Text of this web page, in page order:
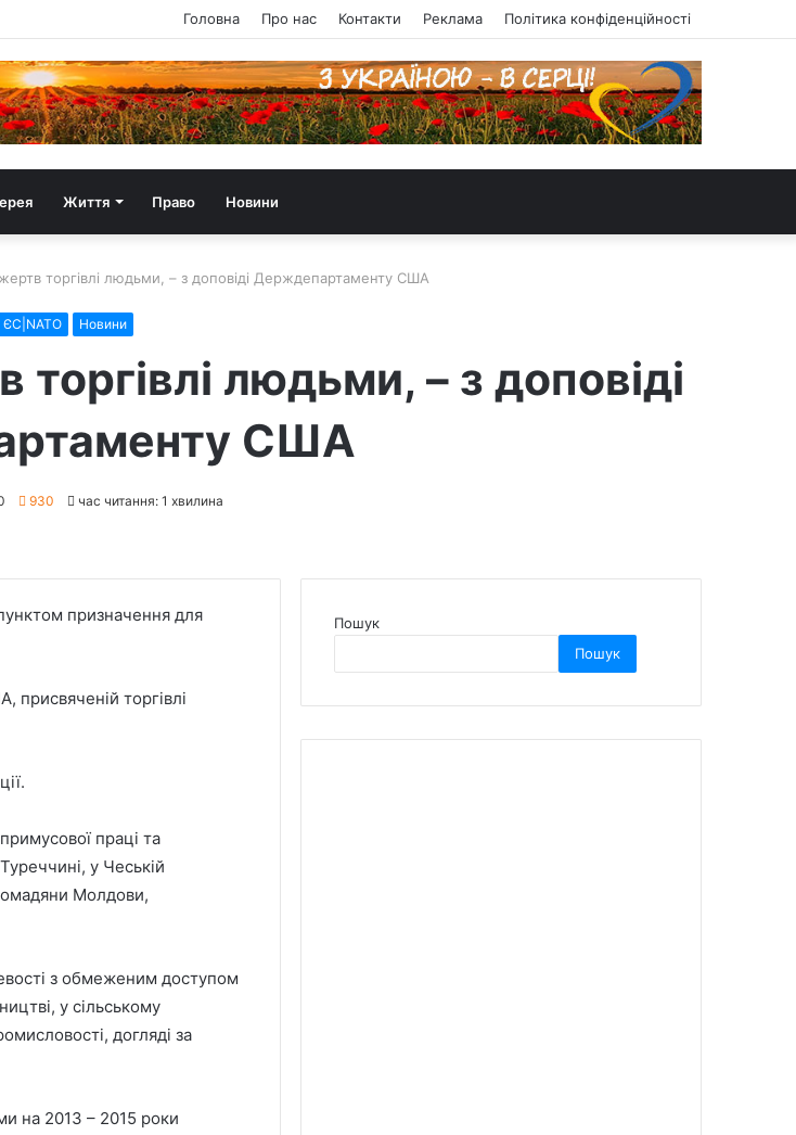
Головна Про нас Контакти Реклама Політика конфіденційності
Життя Право Новини
торгівлі людьми, – з доповіді Держдепартаменту США
ЄС|NATO Новини
людьми, – з доповіді
США
930 час читання: 1 хвилина
призначення для
торгівлі
праці та
у Чеській
Молдови,
з обмеженим доступом
у сільському
догляді за
на 2013 – 2015 роки
Пошук
Пошук